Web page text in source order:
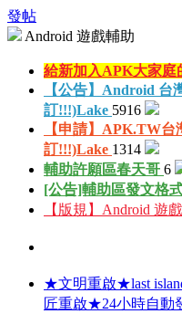
發帖
Android 遊戲輔助
給新加入APK大家庭
【公告】Android 台
訂!!!)Lake 5916
【申請】APK.TW台
訂!!!)Lake 1314
輔助許願區春天哥 6
[公告]輔助區發文格
【版規】Android 遊
★文明重啟★last
匠重啟★24小時自動